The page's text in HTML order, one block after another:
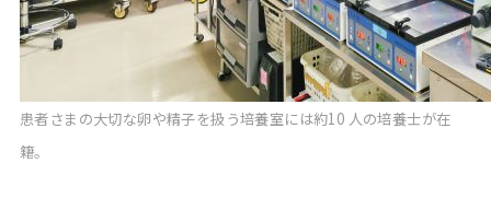
患者さまの大切な卵や精子を扱う培養室には約10 人の培養士が在
籍。